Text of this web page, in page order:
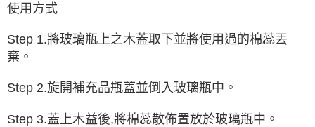
使用方式
Step 1.將玻璃瓶上之木蓋取下並將使用過的棉蕊丟
棄。
Step 2.旋開補充品瓶蓋並倒入玻璃瓶中。
Step 3.蓋上木益後,將棉蕊散佈置放於玻璃瓶中。